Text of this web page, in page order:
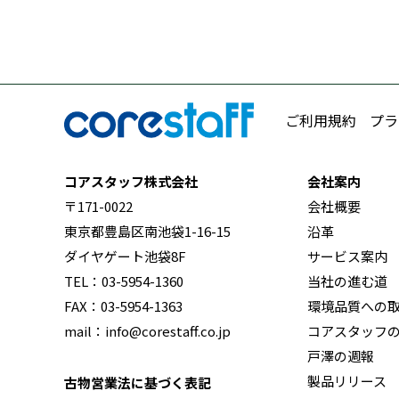
ご利用規約 プ
コアスタッフ株式会社
〒171-0022
東京都豊島区南池袋1-16-15
ダイヤゲート池袋8F
TEL：03-5954-1360
FAX：03-5954-1363
mail：info@corestaff.co.jp
古物営業法に基づく表記
会社案内
会社概要
沿革
サービス案内
当社の進む道
環境品質への
コアスタッフ
戸澤の週報
製品リリース